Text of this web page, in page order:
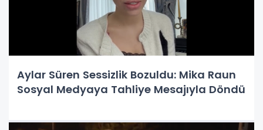
Aylar Süren Sessizlik Bozuldu: Mika Raun
Sosyal Medyaya Tahliye Mesajıyla Döndü